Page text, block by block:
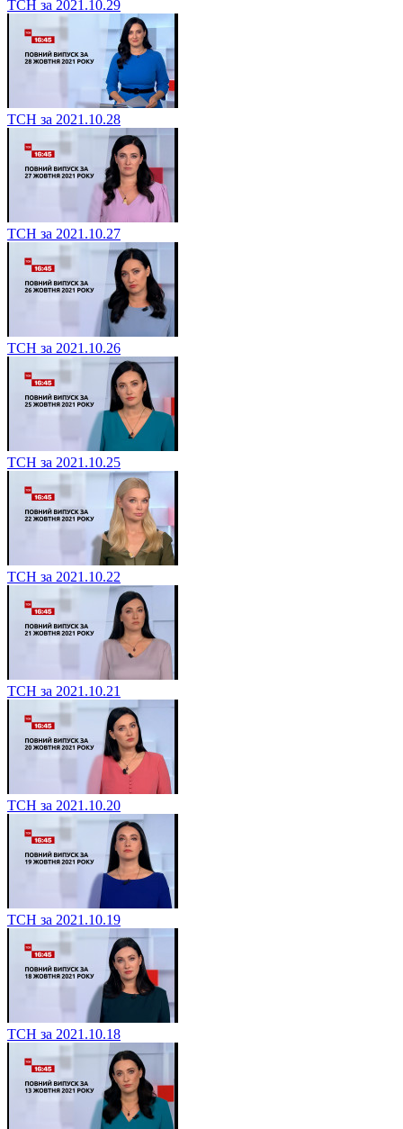
ТСН за 2021.10.29
ТСН за 2021.10.28
ТСН за 2021.10.27
ТСН за 2021.10.26
ТСН за 2021.10.25
ТСН за 2021.10.22
ТСН за 2021.10.21
ТСН за 2021.10.20
ТСН за 2021.10.19
ТСН за 2021.10.18